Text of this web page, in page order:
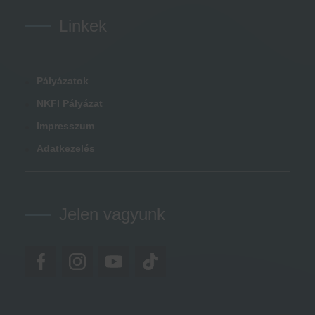
Linkek
Pályázatok
NKFI Pályázat
Impresszum
Adatkezelés
Jelen vagyunk